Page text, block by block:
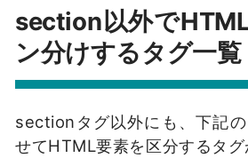
section以外で
ン分けするタグ一覧
sectionタグ以外にも、下記
せてHTML要素を区分するタグ